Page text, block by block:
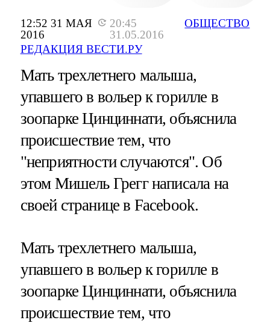
12:52 31 МАЯ
2016
20:45
31.05.2016
РЕДАКЦИЯ ВЕСТИ.РУ
ОБЩЕСТВО
Мать трехлетнего малыша,
упавшего в вольер к горилле в
зоопарке Цинциннати, объяснила
происшествие тем, что
"неприятности случаются". Об
этом Мишель Грегг написала на
своей странице в Facebook.
Мать трехлетнего малыша,
упавшего в вольер к горилле в
зоопарке Цинциннати, объяснила
происшествие тем, что